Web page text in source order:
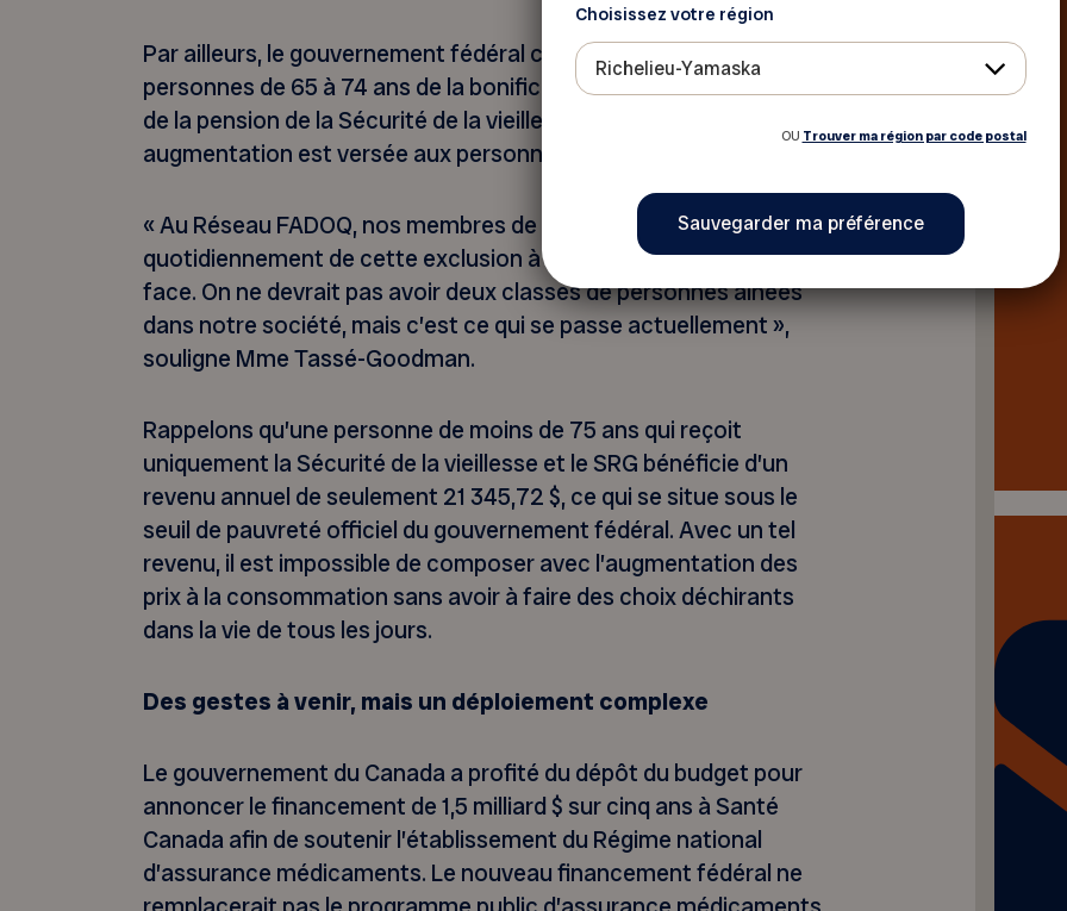
Par ailleurs, le gouvernement fédéral continue d’exclure les
personnes de 65 à 74 ans de la bonification de 10 % du montant
de la pension de la Sécurité de la vieillesse alors que cette
augmentation est versée aux personnes de 75 ans et plus.
« Au Réseau FADOQ, nos membres de 65 à 74 ans nous parlent
quotidiennement de cette exclusion à laquelle ils et elles font
face. On ne devrait pas avoir deux classes de personnes aînées
dans notre société, mais c’est ce qui se passe actuellement »,
souligne Mme Tassé-Goodman.
Rappelons qu’une personne de moins de 75 ans qui reçoit
uniquement la Sécurité de la vieillesse et le SRG bénéficie d’un
revenu annuel de seulement 21 345,72 $, ce qui se situe sous le
seuil de pauvreté officiel du gouvernement fédéral. Avec un tel
revenu, il est impossible de composer avec l’augmentation des
prix à la consommation sans avoir à faire des choix déchirants
dans la vie de tous les jours.
Des gestes à venir, mais un déploiement complexe
Le gouvernement du Canada a profité du dépôt du budget pour
annoncer le financement de 1,5 milliard $ sur cinq ans à Santé
Canada afin de soutenir l’établissement du Régime national
d’assurance médicaments. Le nouveau financement fédéral ne
Choisissez votre région
Richelieu-Yamaska
OU Trouver ma région par code postal